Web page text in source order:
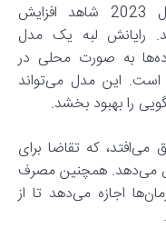
توسعه‌دهندگان اینترنت اشیا در سال 2023 شاهد افزایش
رایانش لبه یک مدل
به صورت محلی در
است. این مدل می‌تواند
را بهبود بخشد.
می‌افتد، که تقاضا برای
می‌دهد. همچنین مصرف
اجازه می‌دهد تا از